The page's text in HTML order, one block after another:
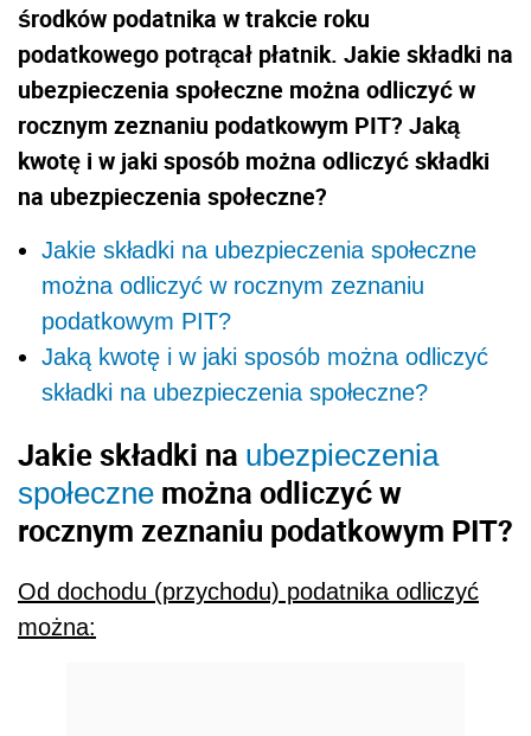
środków podatnika w trakcie roku
podatkowego potrącał płatnik. Jakie składki na
ubezpieczenia społeczne można odliczyć w
rocznym zeznaniu podatkowym PIT? Jaką
kwotę i w jaki sposób można odliczyć składki
na ubezpieczenia społeczne?
Jakie składki na ubezpieczenia społeczne
można odliczyć w rocznym zeznaniu
podatkowym PIT?
Jaką kwotę i w jaki sposób można odliczyć
składki na ubezpieczenia społeczne?
Jakie składki na ubezpieczenia
społeczne można odliczyć w
rocznym zeznaniu podatkowym PIT?
Od dochodu (przychodu) podatnika odliczyć
można: